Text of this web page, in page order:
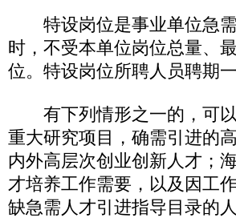
特设岗位是事业单位急需
时，不受本单位岗位总量、
位。特设岗位所聘人员聘期
有下列情形之一的，可以
重大研究项目，确需引进的
内外高层次创业创新人才；
才培养工作需要，以及因工
缺急需人才引进指导目录的